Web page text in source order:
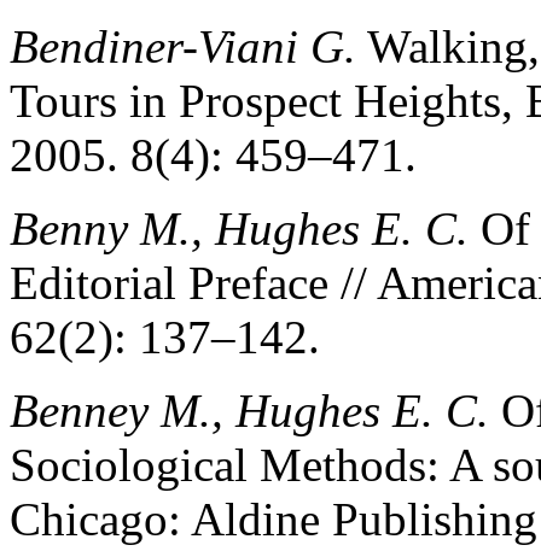
Bendiner-Viani G.
Tours in Prospect Heights,
2005. 8(4): 459–471.
Benny M., Hughes E. C. Of
Editorial Preface //
62(2): 137–142.
Benney M., Hughes E. С.
Sociological Methods: A
Chicago: Aldine